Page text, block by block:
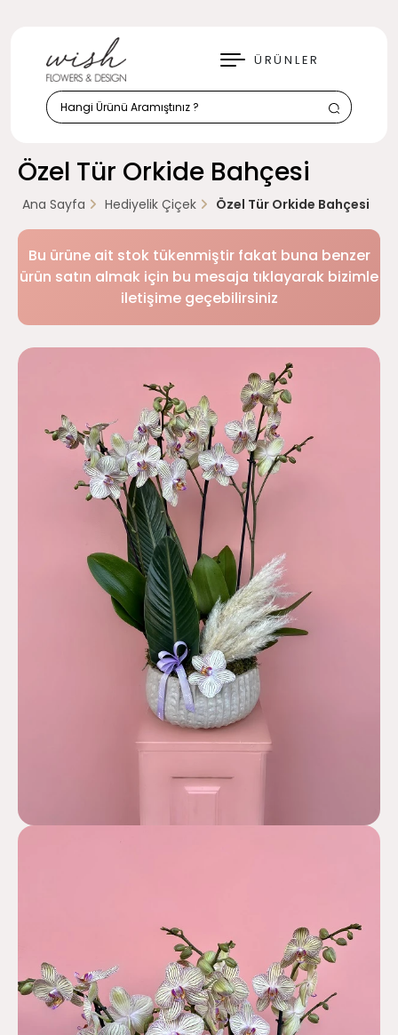
ÜRÜNLER
KAPAT
Özel Tür Orkide Bahçesi
Ana Sayfa Hediyelik Çiçek Özel Tür Orkide Bahçesi
Bu ürüne ait stok tükenmiştir fakat buna benzer
ürün satın almak için bu mesaja tıklayarak bizimle
iletişime geçebilirsiniz